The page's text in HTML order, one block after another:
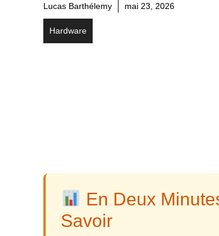
Lucas Barthélemy mai 23, 2026
Hardware
En Deux
Savoir